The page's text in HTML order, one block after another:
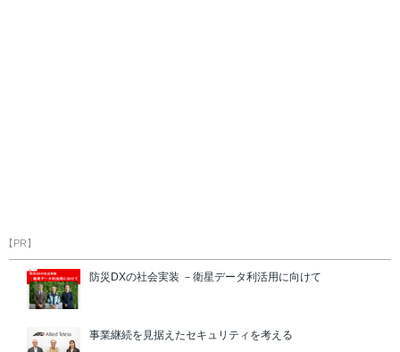
【PR】
防災DXの社会実装 －衛星データ利活用に向けて
事業継続を見据えたセキュリティを考える